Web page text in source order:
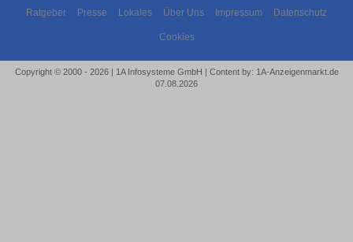
Ratgeber Presse Lokales Über Uns Impressum Datenschutz
Cookies
Copyright © 2000 - 2026 | 1A Infosysteme GmbH | Content by: 1A-Anzeigenmarkt.de
07.08.2026